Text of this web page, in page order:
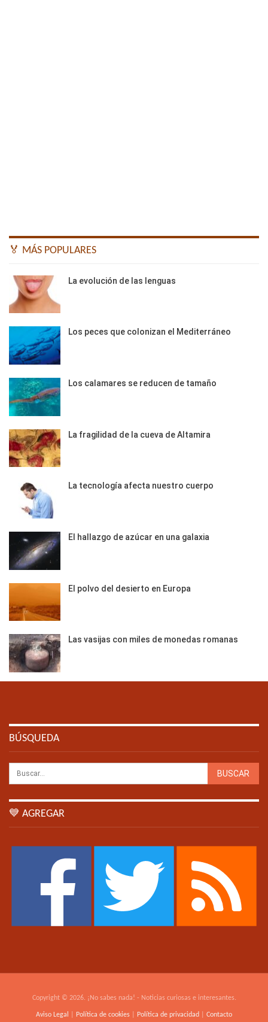
🏅 MÁS POPULARES
La evolución de las lenguas
Los peces que colonizan el Mediterráneo
Los calamares se reducen de tamaño
La fragilidad de la cueva de Altamira
La tecnología afecta nuestro cuerpo
El hallazgo de azúcar en una galaxia
El polvo del desierto en Europa
Las vasijas con miles de monedas romanas
BÚSQUEDA
💙 AGREGAR
Copyright © 2026. ¡No sabes nada! - Noticias curiosas e interesantes.
Aviso Legal Política de cookies Política de privacidad Contacto